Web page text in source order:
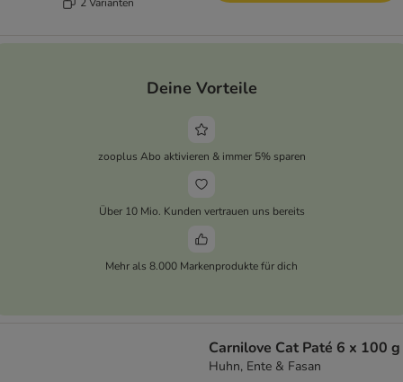
Deine Vorteile
zooplus Abo aktivieren & immer 5% sparen
Über 10 Mio. Kunden vertrauen uns bereits
Mehr als 8.000 Markenprodukte für dich
Carnilove Cat Paté 6 x 100 g
Huhn, Ente & Fasan